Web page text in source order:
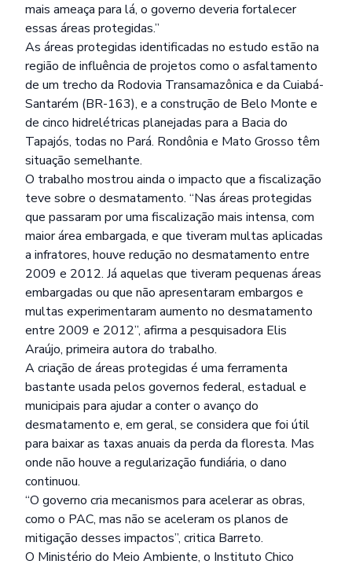
mais ameaça para lá, o governo deveria fortalecer
essas áreas protegidas.”
As áreas protegidas identificadas no estudo estão na
região de influência de projetos como o asfaltamento
de um trecho da Rodovia Transamazônica e da Cuiabá-
Santarém (BR-163), e a construção de Belo Monte e
de cinco hidrelétricas planejadas para a Bacia do
Tapajós, todas no Pará. Rondônia e Mato Grosso têm
situação semelhante.
O trabalho mostrou ainda o impacto que a fiscalização
teve sobre o desmatamento. “Nas áreas protegidas
que passaram por uma fiscalização mais intensa, com
maior área embargada, e que tiveram multas aplicadas
a infratores, houve redução no desmatamento entre
2009 e 2012. Já aquelas que tiveram pequenas áreas
embargadas ou que não apresentaram embargos e
multas experimentaram aumento no desmatamento
entre 2009 e 2012”, afirma a pesquisadora Elis
Araújo, primeira autora do trabalho.
A criação de áreas protegidas é uma ferramenta
bastante usada pelos governos federal, estadual e
municipais para ajudar a conter o avanço do
desmatamento e, em geral, se considera que foi útil
para baixar as taxas anuais da perda da floresta. Mas
onde não houve a regularização fundiária, o dano
continuou.
“O governo cria mecanismos para acelerar as obras,
como o PAC, mas não se aceleram os planos de
mitigação desses impactos”, critica Barreto.
O Ministério do Meio Ambiente, o Instituto Chico